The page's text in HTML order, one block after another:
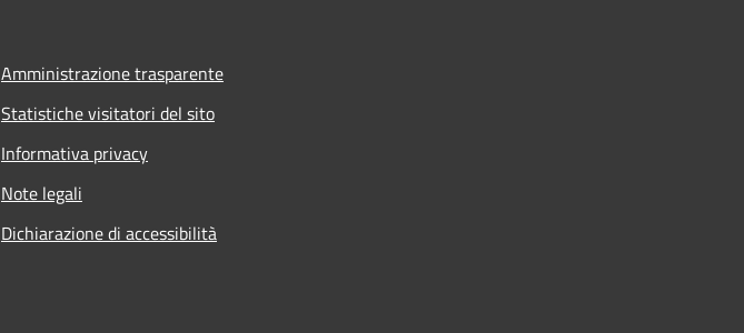
Amministrazione trasparente
Statistiche visitatori del sito
Informativa privacy
Note legali
Dichiarazione di accessibilità